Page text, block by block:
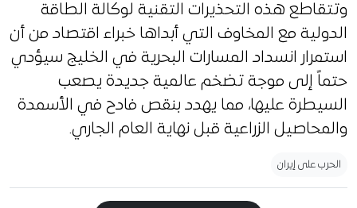
وتتقاطع هذه التحذيرات التقنية لوكالة الطاقة
الدولية مع المخاوف التي أبداها خبراء اقتصاد من أن
استمرار انسداد المسارات البحرية في الخليج سيؤدي
حتماً إلى موجة تضخم عالمية جديدة يصعب
السيطرة عليها، مما يهدد بنقص فادح في الأسمدة
والمحاصيل الزراعية قبل نهاية العام الجاري.
الحرب على إيران